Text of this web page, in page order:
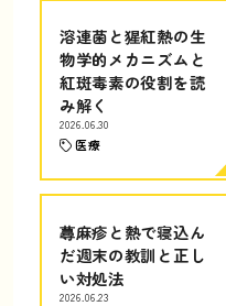
溶連菌と猩紅熱の生
物学的メカニズムと
紅斑毒素の役割を読
み解く
2026.06.30
医療
蕁麻疹と熱で寝込ん
だ週末の教訓と正し
い対処法
2026.06.23